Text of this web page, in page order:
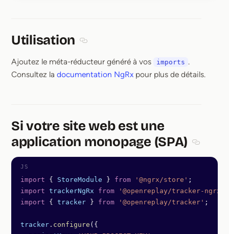
Utilisation
Ajoutez le méta-réducteur généré à vos
imports .
Consultez la documentation NgRx pour plus de détails.
Si votre site web est une
application monopage (SPA)
import { StoreModule } from '@ngrx/store' ;
import trackerNgRx from '@openreplay/tracker-ngrx'
import { tracker } from '@openreplay/tracker' ;
tracker . configure ({